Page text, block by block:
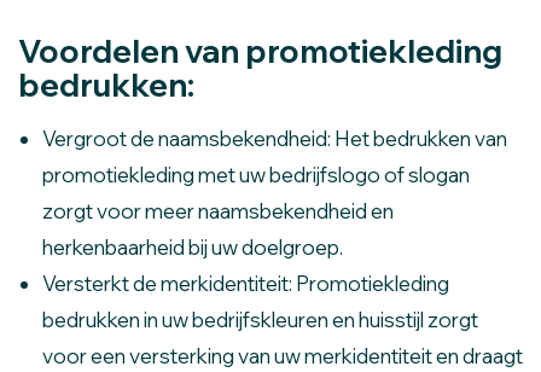
Voordelen van promotiekleding
bedrukken:
Vergroot de naamsbekendheid: Het bedrukken van
promotiekleding met uw bedrijfslogo of slogan
zorgt voor meer naamsbekendheid en
herkenbaarheid bij uw doelgroep.
Versterkt de merkidentiteit: Promotiekleding
bedrukken in uw bedrijfskleuren en huisstijl zorgt
voor een versterking van uw merkidentiteit en draagt